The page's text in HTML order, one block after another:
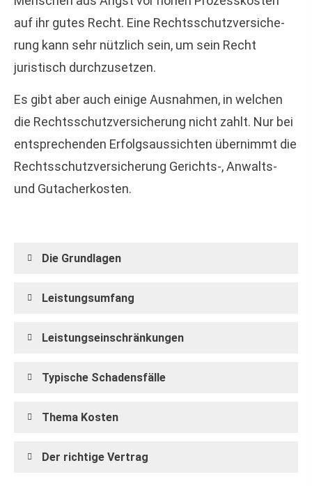
auf ihr gutes Recht. Eine Rechts­schutz­ver­si­che­
rung kann sehr nützlich sein, um sein Recht
juristisch durchzusetzen.
Es gibt aber auch einige Ausnahmen, in welchen
die Rechts­schutz­ver­si­che­rung nicht zahlt. Nur bei
entsprechenden Erfolgsaussichten übernimmt die
Rechts­schutz­ver­si­che­rung Gerichts-, Anwalts-
und Gutacherkosten.
Die Grundlagen
Leistungsumfang
Leistungseinschränkungen
Typische Schadensfälle
Thema Kosten
Der richtige Vertrag